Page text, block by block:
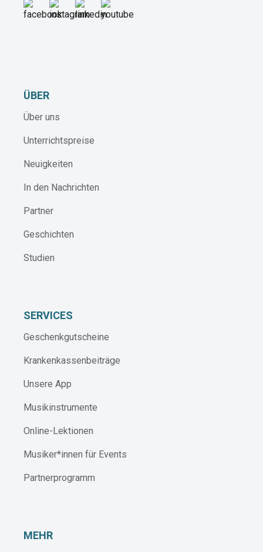
ÜBER
Über uns
Unterrichtspreise
Neuigkeiten
In den Nachrichten
Partner
Geschichten
Studien
SERVICES
Geschenkgutscheine
Krankenkassenbeiträge
Unsere App
Musikinstrumente
Online-Lektionen
Musiker*innen für Events
Partnerprogramm
MEHR